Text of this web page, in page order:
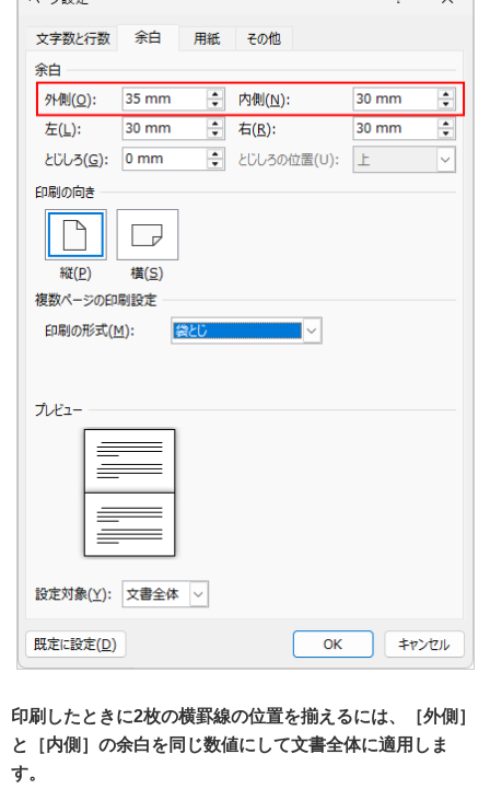
印刷したときに2枚の横罫線の位置を揃えるには、［外側］
と［内側］の余白を同じ数値にして文書全体に適用しま
す。